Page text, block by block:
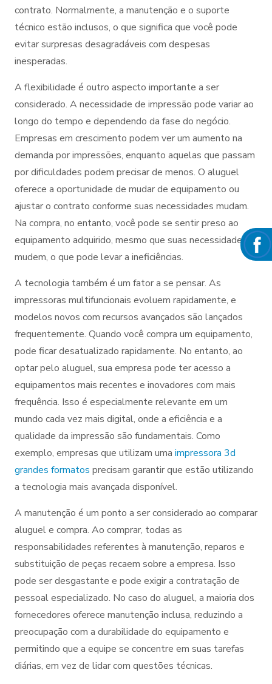
contrato. Normalmente, a manutenção e o suporte
técnico estão inclusos, o que significa que você pode
evitar surpresas desagradáveis com despesas
inesperadas.
A flexibilidade é outro aspecto importante a ser
considerado. A necessidade de impressão pode variar ao
longo do tempo e dependendo da fase do negócio.
Empresas em crescimento podem ver um aumento na
demanda por impressões, enquanto aquelas que passam
por dificuldades podem precisar de menos. O aluguel
oferece a oportunidade de mudar de equipamento ou
ajustar o contrato conforme suas necessidades mudam.
Na compra, no entanto, você pode se sentir preso ao
equipamento adquirido, mesmo que suas necessidades
mudem, o que pode levar a ineficiências.
A tecnologia também é um fator a se pensar. As
impressoras multifuncionais evoluem rapidamente, e
modelos novos com recursos avançados são lançados
frequentemente. Quando você compra um equipamento,
pode ficar desatualizado rapidamente. No entanto, ao
optar pelo aluguel, sua empresa pode ter acesso a
equipamentos mais recentes e inovadores com mais
frequência. Isso é especialmente relevante em um
mundo cada vez mais digital, onde a eficiência e a
qualidade da impressão são fundamentais. Como
exemplo, empresas que utilizam uma impressora 3d
grandes formatos precisam garantir que estão utilizando
a tecnologia mais avançada disponível.
A manutenção é um ponto a ser considerado ao comparar
aluguel e compra. Ao comprar, todas as
responsabilidades referentes à manutenção, reparos e
substituição de peças recaem sobre a empresa. Isso
pode ser desgastante e pode exigir a contratação de
pessoal especializado. No caso do aluguel, a maioria dos
fornecedores oferece manutenção inclusa, reduzindo a
preocupação com a durabilidade do equipamento e
permitindo que a equipe se concentre em suas tarefas
diárias, em vez de lidar com questões técnicas.